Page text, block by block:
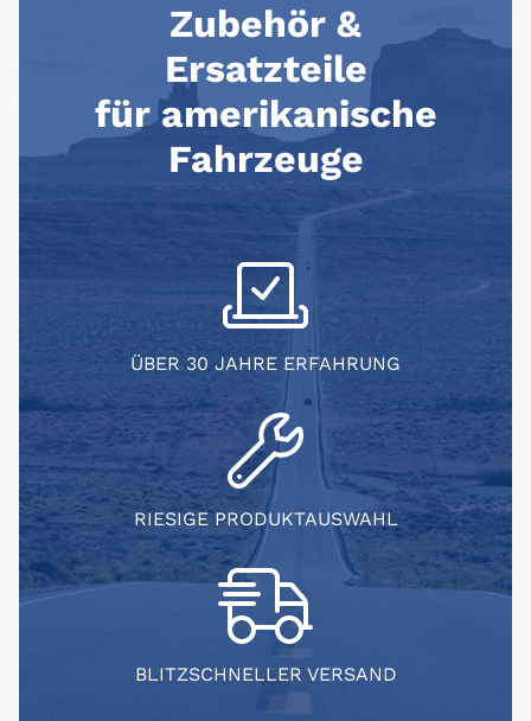
Zubehör &
Ersatzteile
für amerikanische
Fahrzeuge
ÜBER 30 JAHRE ERFAHRUNG
RIESIGE PRODUKTAUSWAHL
BLITZSCHNELLER VERSAND